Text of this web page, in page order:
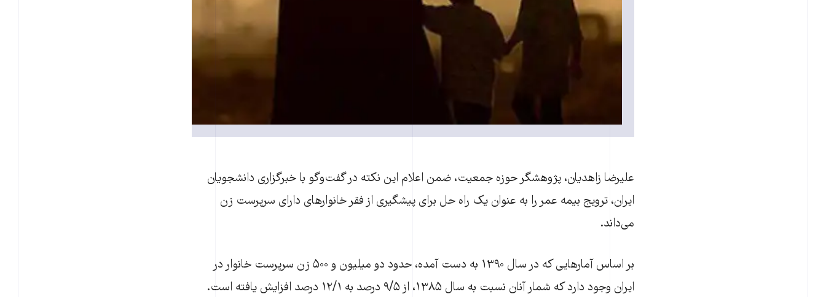
عليرضا زاهديان، پژوهشگر حوزه جمعيت، ضمن اعلام این نکته در گفت‌وگو با خبرگزاری دانشجویان
ایران، ترويج بيمه عمر را به عنوان يک راه حل برای پيشگيری از فقر خانوارهای دارای سرپرست زن
می‌داند.
بر اساس آمارهايی که در سال ۱۳۹۰ به دست آمده، حدود دو ميليون و ۵۰۰ زن سرپرست خانوار در
ايران وجود دارد که شمار آنان نسبت به سال ۱۳۸۵، از ۹/۵ درصد به ۱۲/۱ درصد افزايش يافته‌ است.